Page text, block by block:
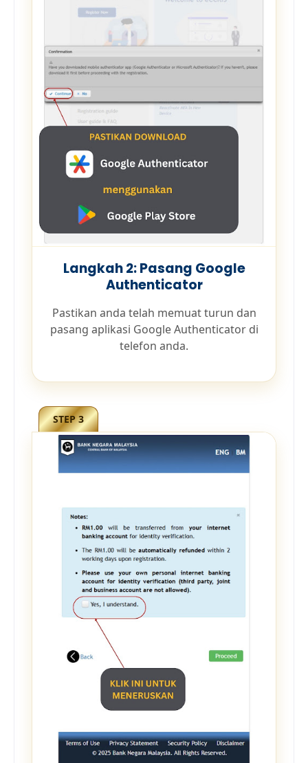
Langkah 2: Pasang Google
Authenticator
Pastikan anda telah memuat turun dan
pasang aplikasi Google Authenticator di
telefon anda.
STEP 3